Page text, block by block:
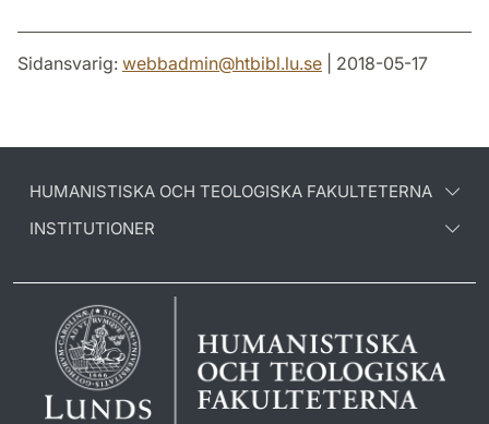
Sidansvarig: webbadmin@htbibl.lu.se | 2018-05-17
HUMANISTISKA OCH TEOLOGISKA FAKULTETERNA
INSTITUTIONER